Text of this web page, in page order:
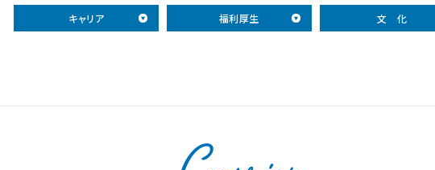
キャリア 福利厚生 文 化